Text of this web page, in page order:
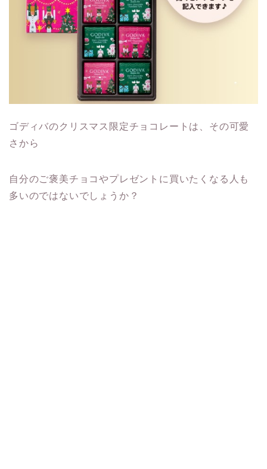
ゴディバのクリスマス限定チョコレートは、 その可愛
さから
自分のご褒美チョコやプレゼントに買いたくなる人も
多いのではないでしょうか？